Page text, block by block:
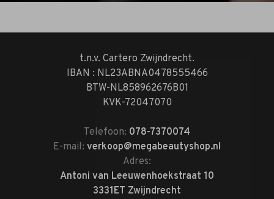
t.n.v. Cartero Zwijndrecht.
IBAN : NL23ABNA0478555466
BTW-NL858962676B01
KVK-72047070
Telefoon: 078-7370074
E-mail: verkoop@megabeautyshop.nl
Adres:
Antoni van Leeuwenhoekstraat 10
3331ET Zwijndrecht